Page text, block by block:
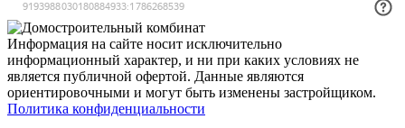
Информация на сайте носит исключительно
информационный характер, и ни при каких условиях не
является публичной офертой. Данные являются
ориентировочными и могут быть изменены застройщиком.
Политика конфиденциальности